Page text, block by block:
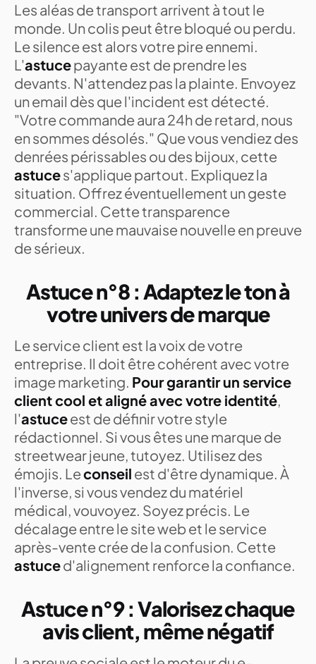
Les aléas de transport arrivent à tout le
monde. Un colis peut être bloqué ou perdu.
Le silence est alors votre pire ennemi.
L'astucepayante est de prendre les
devants. N'attendez pas la plainte. Envoyez
un email dès que l'incident est détecté.
"Votre commande aura 24h de retard, nous
en sommes désolés." Que vous vendiez des
denrées périssables ou des bijoux, cette
astuces'applique partout. Expliquez la
situation. Offrez éventuellement un geste
commercial. Cette transparence
transforme une mauvaise nouvelle en preuve
de sérieux.
Astuce n°8 : Adaptez le ton à
votre univers de marque
Le service client est la voix de votre
entreprise. Il doit être cohérent avec votre
image marketing. Pour garantir un service
client cool et aligné avec votre identité,
l'astuceest de définir votre style
rédactionnel. Si vous êtes une marque de
streetwear jeune, tutoyez. Utilisez des
émojis. Leconseil est d'être dynamique. À
l'inverse, si vous vendez du matériel
médical, vouvoyez. Soyez précis. Le
décalage entre le site web et le service
après-vente crée de la confusion. Cette
astuced'alignement renforce la confiance.
Astuce n°9 : Valorisez chaque
avis client, même négatif